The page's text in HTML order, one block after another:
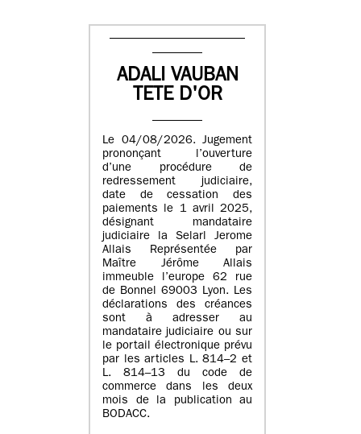
ADALI VAUBAN
TETE D'OR
Le 04/08/2026. Jugement
prononçant l’ouverture
d’une procédure de
redressement judiciaire,
date de cessation des
paiements le 1 avril 2025,
désignant mandataire
judiciaire la Selarl Jerome
Allais Représentée par
Maître Jérôme Allais
immeuble l’europe 62 rue
de Bonnel 69003 Lyon. Les
déclarations des créances
sont à adresser au
mandataire judiciaire ou sur
le portail électronique prévu
par les articles L. 814–2 et
L. 814–13 du code de
commerce dans les deux
mois de la publication au
BODACC.